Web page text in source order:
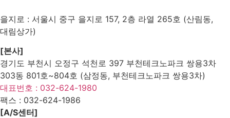
을지로 : 서울시 중구 을지로 157, 2층 라열 265호 (산림동,
대림상가)
[본사]
경기도 부천시 오정구 석천로 397 부천테크노파크 쌍용3차
303동 801호~804호 (삼정동, 부천테크노파크 쌍용3차)
대표번호 : 032-624-1980
팩스 : 032-624-1986
[A/S센터]